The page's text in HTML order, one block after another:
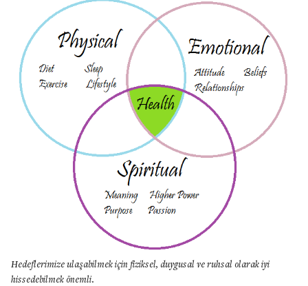
Hedeflerimize ulaşabilmek için fiziksel, duygusal ve ruhsal olarak iyi
hissedebilmek önemli.